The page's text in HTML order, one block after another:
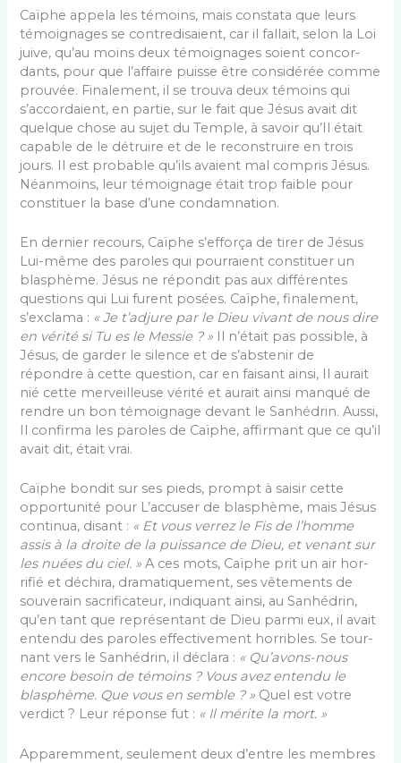
Caïphe appela les témoins, mais constata que leurs
témoignages se contredisaient, car il fallait, selon la Loi
juive, qu’au moins deux témoignages soient concor­
dants, pour que l’affaire puisse être considérée comme
prouvée. Finalement, il se trouva deux témoins qui
s’accordaient, en partie, sur le fait que Jésus avait dit
quelque chose au sujet du Temple, à savoir qu’Il était
capable de le détruire et de le reconstruire en trois
jours. Il est probable qu’ils avaient mal compris Jésus.
Néanmoins, leur témoignage était trop faible pour
constituer la base d’une condamnation.
En dernier recours, Caïphe s’efforça de tirer de Jé­sus
Lui-même des paroles qui pourraient constituer un
blasphème. Jésus ne répondit pas aux différentes
questions qui Lui furent posées. Caïphe, finalement,
s’exclama : « Je t’adjure par le Dieu vivant de nous dire
en vérité si Tu es le Messie ? » Il n’était pas pos­sible, à
Jésus, de garder le silence et de s’abstenir de
répondre à cette question, car en faisant ainsi, Il aurait
nié cette merveilleuse vérité et aurait ainsi manqué de
rendre un bon témoignage devant le Sanhédrin. Aussi,
Il confirma les paroles de Caïphe, affirmant que ce qu’il
avait dit, était vrai.
Caïphe bondit sur ses pieds, prompt à saisir cette
opportunité pour L’accuser de blasphème, mais Jésus
continua, disant : « Et vous verrez le Fis de l’homme
assis à la droite de la puissance de Dieu, et venant sur
les nuées du ciel. » A ces mots, Caïphe prit un air hor­
rifié et déchira, dramatiquement, ses vêtements de
souverain sacrificateur, indiquant ainsi, au Sanhédrin,
qu’en tant que représentant de Dieu parmi eux, il avait
entendu des paroles effectivement horribles. Se tour­
nant vers le Sanhédrin, il déclara : « Qu’avons-nous
encore besoin de témoins ? Vous avez entendu le
blasphème. Que vous en semble ? » Quel est votre
verdict ? Leur réponse fut : « Il mérite la mort. »
Apparemment, seulement deux d’entre les membres